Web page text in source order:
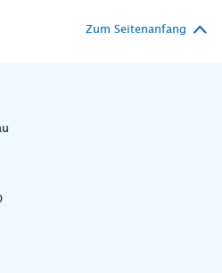
Zum Seitenanfang